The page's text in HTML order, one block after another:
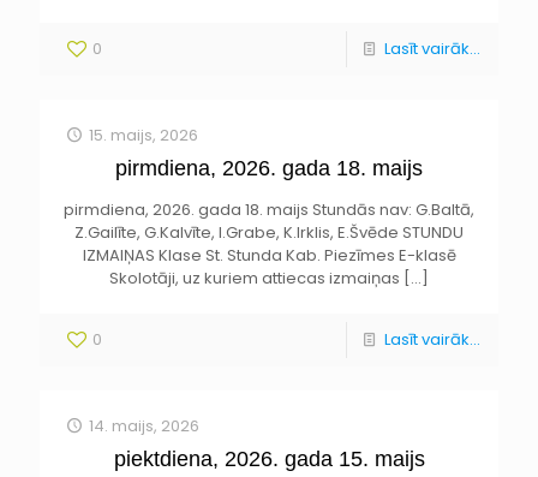
0 Lasīt vairāk...
15. maijs, 2026
pirmdiena, 2026. gada 18. maijs
pirmdiena, 2026. gada 18. maijs Stundās nav: G.Baltā,
Z.Gailīte, G.Kalvīte, I.Grabe, K.Irklis, E.Švēde STUNDU
IZMAIŅAS Klase St. Stunda Kab. Piezīmes E-klasē
Skolotāji, uz kuriem attiecas izmaiņas […]
0 Lasīt vairāk...
14. maijs, 2026
piektdiena, 2026. gada 15. maijs